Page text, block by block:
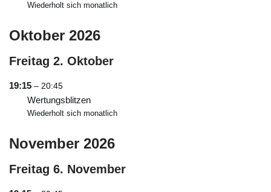
Wiederholt sich monatlich
Oktober 2026
Freitag 2. Oktober
19:15 – 20:45
Wertungsblitzen
Wiederholt sich monatlich
November 2026
Freitag 6. November